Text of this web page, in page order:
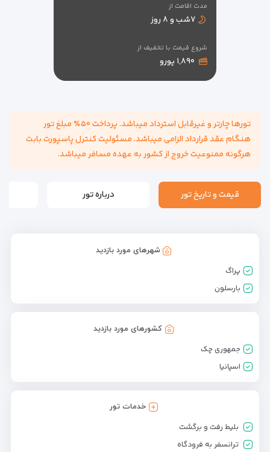
مدت اقامت از
۷شب و ۸ روز
شروع قیمت با تخفیف از
۱,۸۹۰ یورو
تورها چارتر و غیرقابل استرداد میباشد. پرداخت ۵۰٪ مبلغ تور
هنگام عقد قرارداد الزامی میباشد. مسئولیت کنترل پاسپورت بابت
هرگونه ممنوعیت خروج از کشور به عهده مسافر میباشد.
قیمت و تاریخ تور درباره تور
شهرهای مورد بازدید
پراگ
بارسلون
کشورهای مورد بازدید
جمهوری چک
اسپانیا
خدمات تور
بلیط رفت و برگشت
ترانسفر به فرودگاه